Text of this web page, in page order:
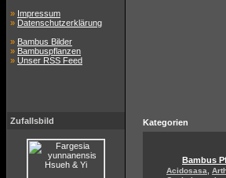
» Impressum
» Datenschutzerklärung
» Bambus Bilder
» Bambuspflanzen
» Unser RSS Feed
Zufallsbild Kategorien
Bambus
Acidosasa